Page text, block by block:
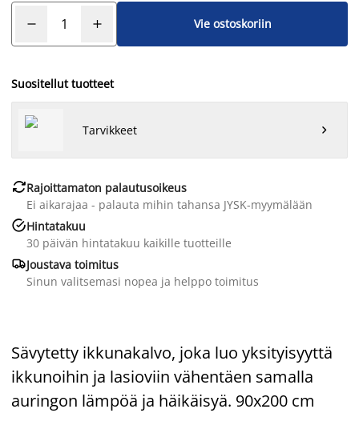
Vie ostoskoriin
Suositellut tuotteet
Tarvikkeet 
Rajoittamaton palautusoikeus
Ei aikarajaa - palauta mihin tahansa JYSK-myymälään
Hintatakuu
30 päivän hintatakuu kaikille tuotteille
Joustava toimitus
Sinun valitsemasi nopea ja helppo toimitus
Sävytetty ikkunakalvo, joka luo yksityisyyttä
ikkunoihin ja lasioviin vähentäen samalla
auringon lämpöä ja häikäisyä. 90x200 cm